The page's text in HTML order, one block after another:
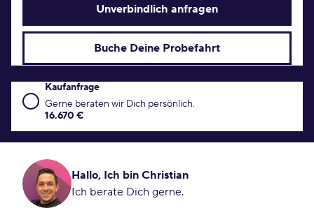
Unverbindlich anfragen
Buche Deine Probefahrt
Kaufanfrage Konditionen
Kaufanfrage
Gerne beraten wir Dich persönlich.
16.670 €
Hallo, Ich bin Christian
Ich berate Dich gerne.